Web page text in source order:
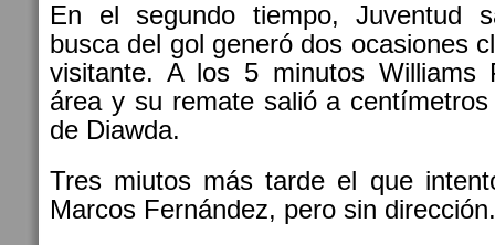
En el segundo tiempo, Juventud
busca del gol generó dos ocasiones
visitante. A los 5 minutos Williams
área y su remate salió a
de Diawda.
Tres miutos más tarde el que
Marcos Fernández, pero sin dirección.